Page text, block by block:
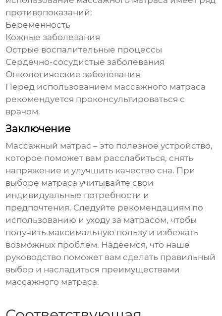
противопоказаний:
Беременность
Кожные заболевания
Острые воспалительные процессы
Сердечно-сосудистые заболевания
Онкологические заболевания
Перед использованием массажного матраса
рекомендуется проконсультироваться с
врачом.
Заключение
Массажный матрас – это полезное устройство,
которое поможет вам расслабиться, снять
напряжение и улучшить качество сна. При
выборе матраса учитывайте свои
индивидуальные потребности и
предпочтения. Следуйте рекомендациям по
использованию и уходу за матрасом, чтобы
получить максимальную пользу и избежать
возможных проблем. Надеемся, что наше
руководство поможет вам сделать правильный
выбор и насладиться преимуществами
массажного матраса.